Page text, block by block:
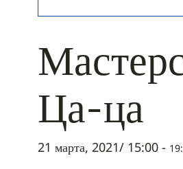
Ца-ца
21 марта, 2021/ 15:00 -